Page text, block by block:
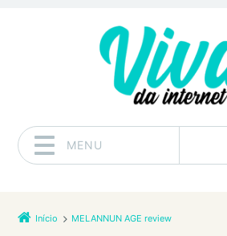
MENU
Início MELANNUN AGE review